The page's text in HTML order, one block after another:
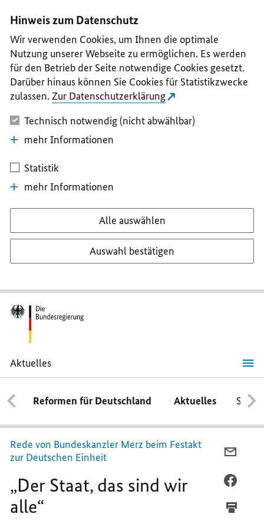
II
III
IV
V
Hinweis zum Datenschutz
Wir verwenden Cookies, um Ihnen die optimale
Nutzung unserer Webseite zu ermöglichen. Es werden
für den Betrieb der Seite notwendige Cookies gesetzt.
Darüber hinaus können Sie Cookies für Statistikzwecke
zulassen. Zur Datenschutzerklärung
Technisch notwendig (nicht abwählbar)
mehr Informationen
Statistik
mehr Informationen
Alle auswählen
Auswahl bestätigen
Aktuelles
„Der
Staat,
das
sind
wir
alle“
Reformen für Deutschland Aktuelles
Rede von Bundeskanzler Merz beim Festakt
zur Deutschen Einheit
„Der Staat, das sind wir
alle“